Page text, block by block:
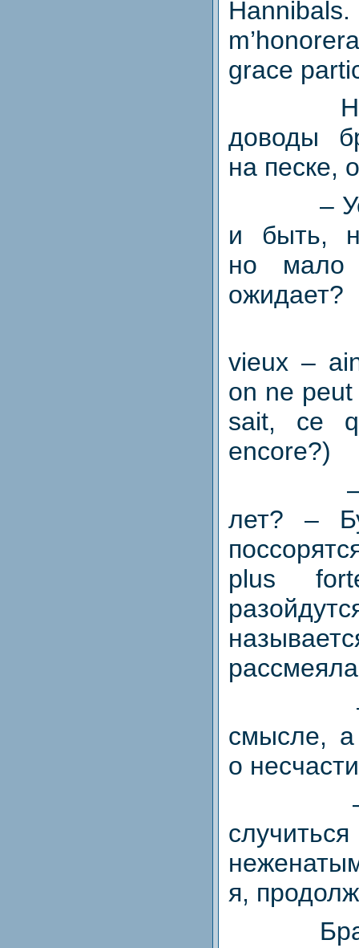
grace
доводы
на песке,
–
и быть,
но
ожидает?
vieux –
on ne
sait, ce
encore?)
лет? –
plus
смысле,
о
я,